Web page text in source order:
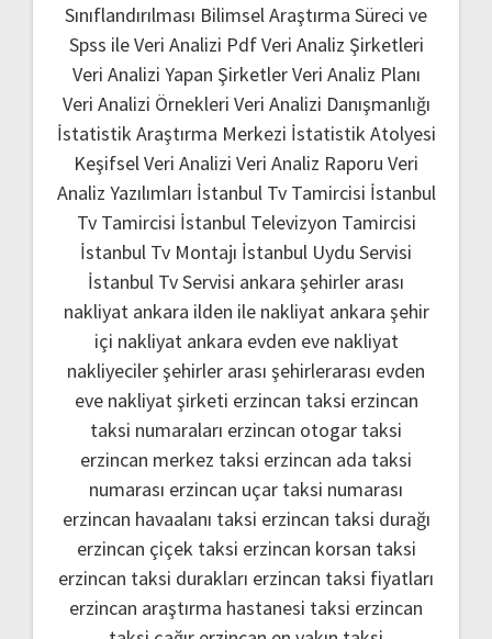
Sınıflandırılması Bilimsel Araştırma Süreci ve
Spss ile Veri Analizi PdfVeri Analiz Şirketleri
Veri Analizi Yapan ŞirketlerVeri Analiz Planı
Veri Analizi Örnekleri Veri Analizi Danışmanlığı
İstatistik Araştırma Merkezi İstatistik Atolyesi
Keşifsel Veri Analizi Veri Analiz Raporu Veri
Analiz Yazılımları İstanbul Tv Tamircisi İstanbul
Tv Tamircisi İstanbul Televizyon Tamircisi
İstanbul Tv Montajı İstanbul Uydu Servisi
İstanbul Tv Servisi ankara şehirler arası
nakliyat ankara ilden ile nakliyat ankara şehir
içi nakliyat ankara evden eve nakliyat
nakliyeciler şehirler arası şehirlerarası evden
eve nakliyat şirketi erzincan taksi erzincan
taksi numaraları erzincan otogar taksi
erzincan merkez taksi erzincan ada taksi
numarası erzincan uçar taksi numarası
erzincan havaalanı taksi erzincan taksi durağı
erzincan çiçek taksi erzincan korsan taksi
erzincan taksi durakları erzincan taksi fiyatları
erzincan araştırma hastanesi taksi erzincan